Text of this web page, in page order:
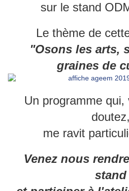
sur le stand
Le thème de
"Osons les arts,
graines de
Un programme qui,
doutez,
me ravit
Venez nous
stand